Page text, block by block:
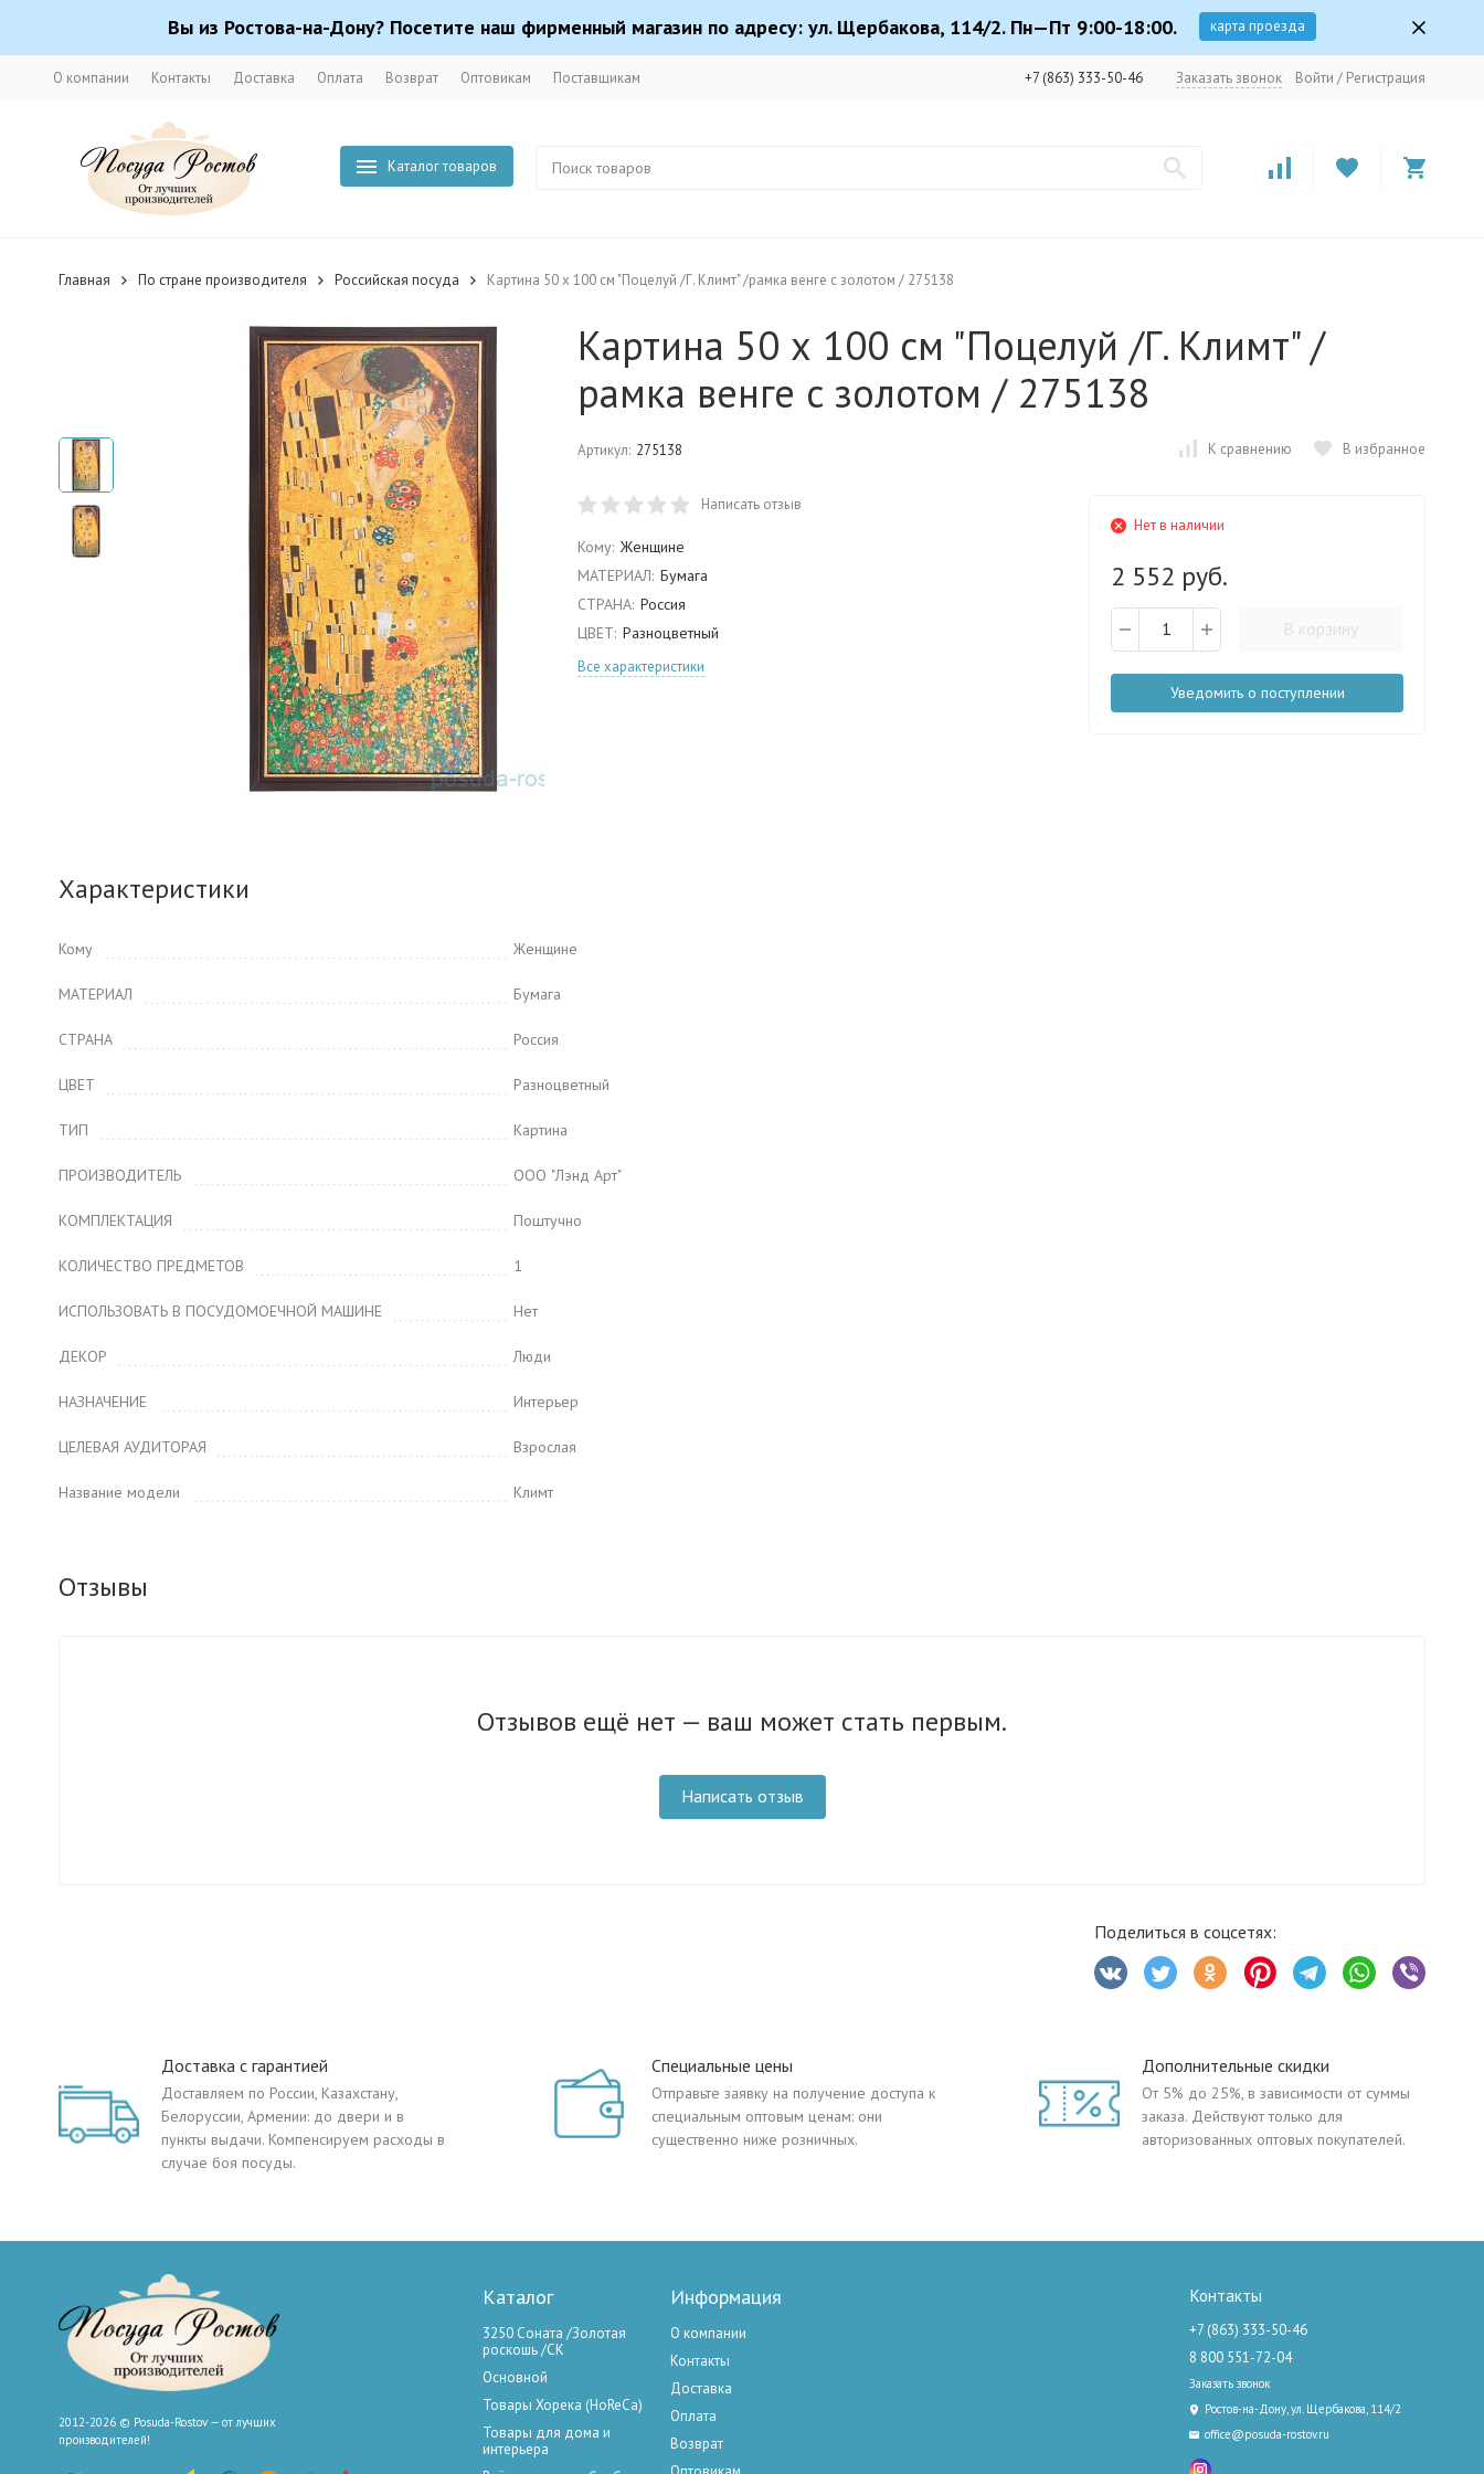
Вы из Ростова-на-Дону? Посетите наш фирменный магазин по адресу: ул. Щербакова, 114/2. Пн—Пт 9:00-18:00. карта проезда
О компании Контакты Доставка Оплата Возврат Оптовикам Поставщикам +7 (863) 333-50-46 Заказать звонок Войти / Регистрация
Каталог товаров
Главная По стране производителя Российская посуда Картина 50 х 100 см "Поцелуй /Г. Климт" /рамка венге с золотом / 275138
Картина 50 х 100 см "Поцелуй /Г. Климт" /
рамка венге с золотом / 275138
Артикул: 275138 К сравнению В избранное
Написать отзыв
Кому: Женщине
МАТЕРИАЛ: Бумага
СТРАНА: Россия
ЦВЕТ: Разноцветный
Все характеристики
Нет в наличии
2 552 руб.
В корзину
Уведомить о поступлении
Характеристики
Кому Женщине
МАТЕРИАЛ Бумага
СТРАНА Россия
ЦВЕТ Разноцветный
ТИП Картина
ПРОИЗВОДИТЕЛЬ ООО "Лэнд Арт"
КОМПЛЕКТАЦИЯ Поштучно
КОЛИЧЕСТВО ПРЕДМЕТОВ 1
ИСПОЛЬЗОВАТЬ В ПОСУДОМОЕЧНОЙ МАШИНЕ Нет
ДЕКОР Люди
НАЗНАЧЕНИЕ Интерьер
ЦЕЛЕВАЯ АУДИТОРАЯ Взрослая
Название модели Климт
Отзывы
Отзывов ещё нет — ваш может стать первым.
Написать отзыв
Поделиться в соцсетях:
Доставка с гарантией
Доставляем по России, Казахстану,
Белоруссии, Армении: до двери и в
пункты выдачи. Компенсируем расходы в
случае боя посуды.
Специальные цены
Отправьте заявку на получение доступа к
специальным оптовым ценам: они
существенно ниже розничных.
Дополнительные скидки
От 5% до 25%, в зависимости от суммы
заказа. Действуют только для
авторизованных оптовых покупателей.
2012-2026 © Posuda-Rostov — от лучших
производителей!
Каталог
3250 Соната /Золотая
роскошь /СК
Основной
Товары Хорека (HoReCa)
Товары для дома и
интерьера
Информация
О компании
Контакты
Доставка
Оплата
Возврат
Контакты
+7 (863) 333-50-46
8 800 551-72-04
Заказать звонок
Ростов-на-Дону, ул. Щербакова, 114/2
office@posuda-rostov.ru